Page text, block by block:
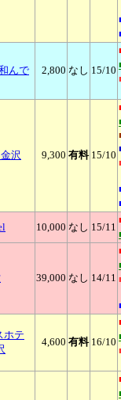
んで 2,800 なし 15/10
沢 9,300 有料 15/10
10,000 なし 15/11
39,000 なし 14/11
ホテ
4,600 有料 16/10